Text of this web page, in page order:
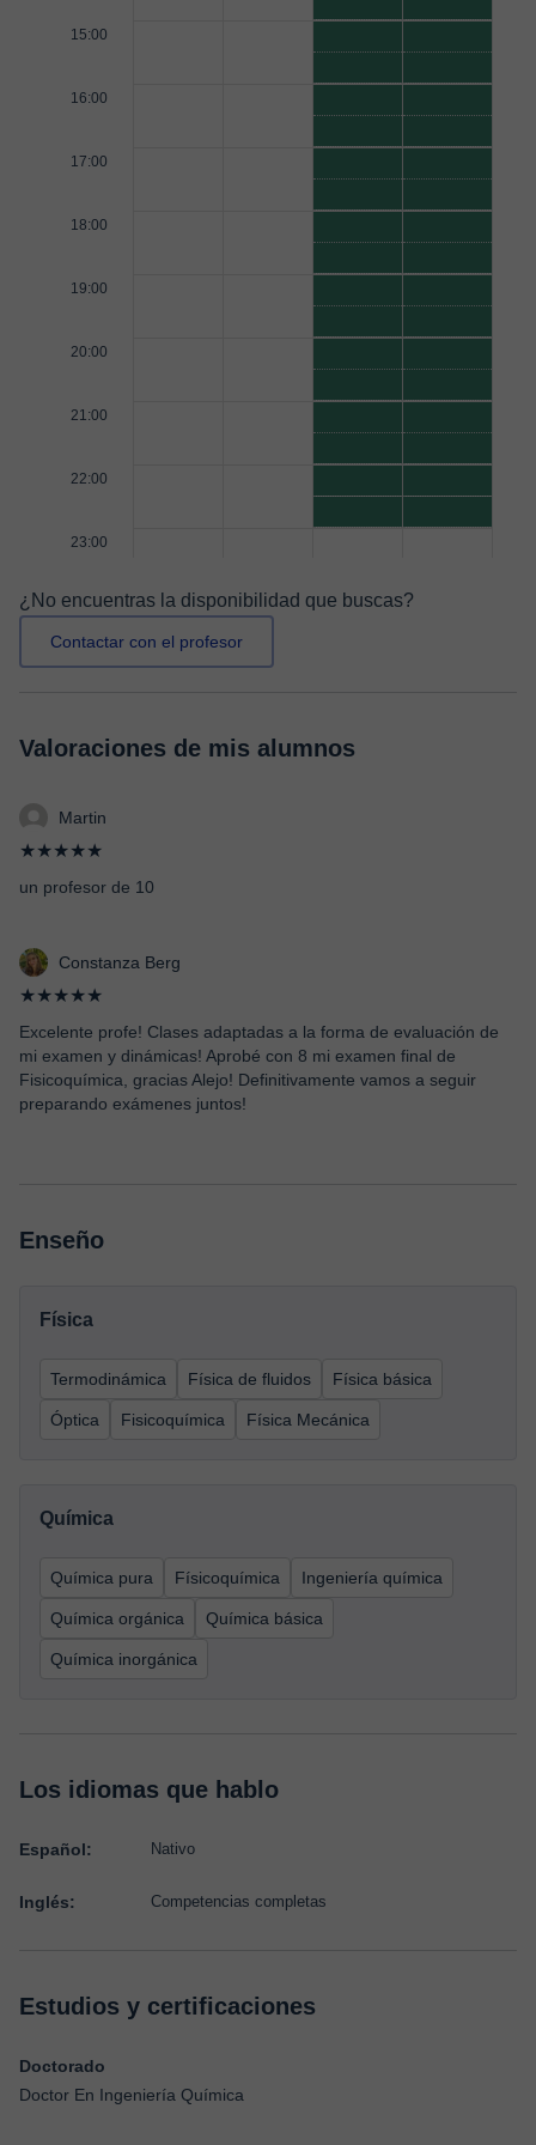
15:00
16:00
17:00
18:00
19:00
20:00
21:00
22:00
23:00
¿No encuentras la disponibilidad que buscas?
Contactar con el profesor
Valoraciones de mis alumnos
Martin
★★★★★
un profesor de 10
Constanza Berg
★★★★★
Excelente profe! Clases adaptadas a la forma de evaluación de
mi examen y dinámicas! Aprobé con 8 mi examen final de
Fisicoquímica, gracias Alejo! Definitivamente vamos a seguir
preparando exámenes juntos!
Enseño
Física
Termodinámica Física de fluidos Física básica
Óptica Fisicoquímica Física Mecánica
Química
Química pura Físicoquímica Ingeniería química
Química orgánica Química básica
Química inorgánica
Los idiomas que hablo
Español: Nativo
Inglés: Competencias completas
Estudios y certificaciones
Doctorado
Doctor En Ingeniería Química